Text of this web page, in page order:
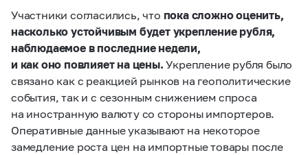
Участники согласились, что пока сложно оценить,
насколько устойчивым будет укрепление рубля,
наблюдаемое в последние недели,
и как оно повлияет на цены. Укрепление рубля было
связано как с реакцией рынков на геополитические
события, так и с сезонным снижением спроса
на иностранную валюту со стороны импортеров.
Оперативные данные указывают на некоторое
замедление роста цен на импортные товары после